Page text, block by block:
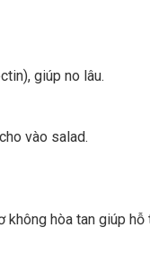
giúp no lâu.
vào salad.
không hòa tan giúp hỗ